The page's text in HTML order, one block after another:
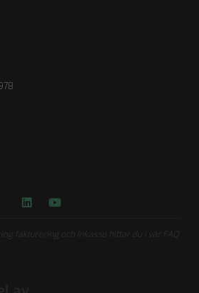
fakturering och inkasso hittar du i vår FAQ